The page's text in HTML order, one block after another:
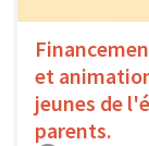
et
jeunes de
parents.